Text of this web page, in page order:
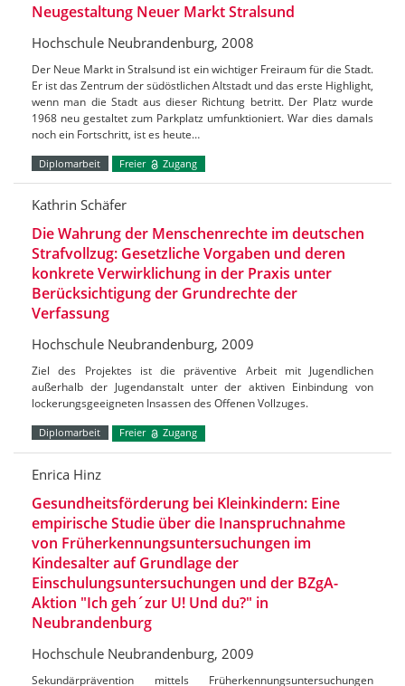
Neugestaltung Neuer Markt Stralsund
Hochschule Neubrandenburg, 2008
Der Neue Markt in Stralsund ist ein wichtiger Freiraum für die Stadt.
Er ist das Zentrum der südöstlichen Altstadt und das erste Highlight,
wenn man die Stadt aus dieser Richtung betritt. Der Platz wurde
1968 neu gestaltet zum Parkplatz umfunktioniert. War dies damals
noch ein Fortschritt, ist es heute…
Diplomarbeit Freier Zugang
Kathrin Schäfer
Die Wahrung der Menschenrechte im deutschen
Strafvollzug: Gesetzliche Vorgaben und deren
konkrete Verwirklichung in der Praxis unter
Berücksichtigung der Grundrechte der
Verfassung
Hochschule Neubrandenburg, 2009
Ziel des Projektes ist die präventive Arbeit mit Jugendlichen
außerhalb der Jugendanstalt unter der aktiven Einbindung von
lockerungsgeeigneten Insassen des Offenen Vollzuges.
Diplomarbeit Freier Zugang
Enrica Hinz
Gesundheitsförderung bei Kleinkindern: Eine
empirische Studie über die Inanspruchnahme
von Früherkennungsuntersuchungen im
Kindesalter auf Grundlage der
Einschulungsuntersuchungen und der BZgA-
Aktion "Ich geh´zur U! Und du?" in
Neubrandenburg
Hochschule Neubrandenburg, 2009
Sekundärprävention mittels Früherkennungsuntersuchungen